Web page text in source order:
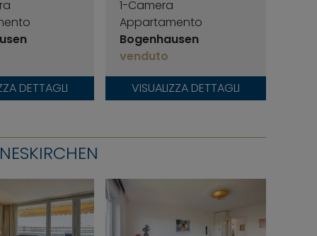
DETTAGLI
1-Camera
Appartamento
Bogenhausen
venduto
VISUALIZZA DETTAGLI